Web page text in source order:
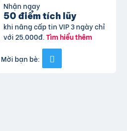
Nhận ngay
50 điểm tích lũy
khi nâng cấp tin VIP 3 ngày chỉ
với 25.000đ.Tìm hiểu thêm
Mời bạn bè: